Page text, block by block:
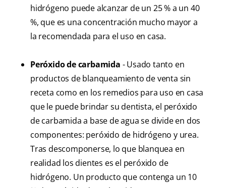
hidrógeno puede alcanzar de un 25 % a un 40
%, que es una concentración mucho mayor a
la recomendada para el uso en casa.
Peróxido de carbamida - Usado tanto en
productos de blanqueamiento de venta sin
receta como en los remedios para uso en casa
que le puede brindar su dentista, el peróxido
de carbamida a base de agua se divide en dos
componentes: peróxido de hidrógeno y urea.
Tras descomponerse, lo que blanquea en
realidad los dientes es el peróxido de
hidrógeno. Un producto que contenga un 10